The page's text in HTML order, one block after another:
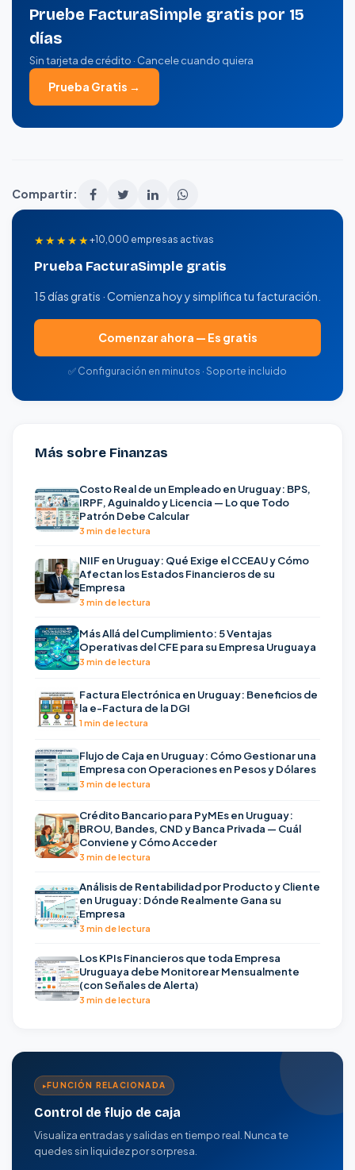
Pruebe FacturaSimple gratis por 15
días
Sin tarjeta de crédito · Cancele cuando quiera
Prueba Gratis →
Compartir:
★★★★★+10,000 empresas activas
Prueba FacturaSimple gratis
15 días gratis · Comienza hoy y simplifica tu facturación.
Comenzar ahora — Es gratis
✅ Configuración en minutos · Soporte incluido
Más sobre Finanzas
Costo Real de un Empleado en Uruguay: BPS,
IRPF, Aguinaldo y Licencia — Lo que Todo
Patrón Debe Calcular
3 min de lectura
NIIF en Uruguay: Qué Exige el CCEAU y Cómo
Afectan los Estados Financieros de su
Empresa
3 min de lectura
Más Allá del Cumplimiento: 5 Ventajas
Operativas del CFE para su Empresa Uruguaya
3 min de lectura
Factura Electrónica en Uruguay: Beneficios de
la e-Factura de la DGI
1 min de lectura
Flujo de Caja en Uruguay: Cómo Gestionar una
Empresa con Operaciones en Pesos y Dólares
3 min de lectura
Crédito Bancario para PyMEs en Uruguay:
BROU, Bandes, CND y Banca Privada — Cuál
Conviene y Cómo Acceder
3 min de lectura
Análisis de Rentabilidad por Producto y Cliente
en Uruguay: Dónde Realmente Gana su
Empresa
3 min de lectura
Los KPIs Financieros que toda Empresa
Uruguaya debe Monitorear Mensualmente
(con Señales de Alerta)
3 min de lectura
FUNCIÓN RELACIONADA
Control de flujo de caja
Visualiza entradas y salidas en tiempo real. Nunca te
quedes sin liquidez por sorpresa.